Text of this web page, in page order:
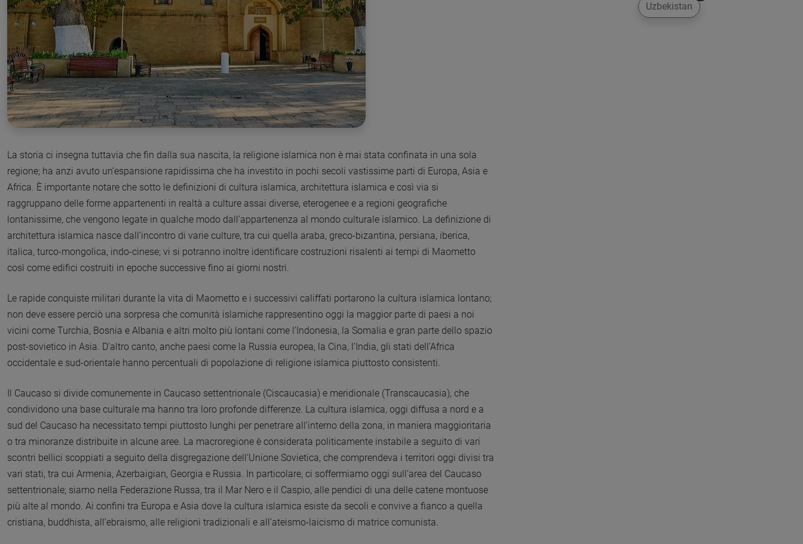
La storia ci insegna tuttavia che fin dalla sua nascita, la religione islamica non è mai stata confinata in una sola
regione; ha anzi avuto un’espansione rapidissima che ha investito in pochi secoli vastissime parti di Europa, Asia e
Africa. È importante notare che sotto le definizioni di cultura islamica, architettura islamica e così via si
raggruppano delle forme appartenenti in realtà a culture assai diverse, eterogenee e a regioni geografiche
lontanissime, che vengono legate in qualche modo dall’appartenenza al mondo culturale islamico. La definizione di
architettura islamica nasce dall’incontro di varie culture, tra cui quella araba, greco-bizantina, persiana, iberica,
italica, turco-mongolica, indo-cinese; vi si potranno inoltre identificare costruzioni risalenti ai tempi di Maometto
così come edifici costruiti in epoche successive fino ai giorni nostri.
Le rapide conquiste militari durante la vita di Maometto e i successivi califfati portarono la cultura islamica lontano;
non deve essere perciò una sorpresa che comunità islamiche rappresentino oggi la maggior parte di paesi a noi
vicini come Turchia, Bosnia e Albania e altri molto più lontani come l’Indonesia, la Somalia e gran parte dello spazio
post-sovietico in Asia. D’altro canto, anche paesi come la Russia europea, la Cina, l’India, gli stati dell’Africa
occidentale e sud-orientale hanno percentuali di popolazione di religione islamica piuttosto consistenti.
Il Caucaso si divide comunemente in Caucaso settentrionale (Ciscaucasia) e meridionale (Transcaucasia), che
condividono una base culturale ma hanno tra loro profonde differenze. La cultura islamica, oggi diffusa a nord e a
sud del Caucaso ha necessitato tempi piuttosto lunghi per penetrare all’interno della zona, in maniera maggioritaria
o tra minoranze distribuite in alcune aree. La macroregione è considerata politicamente instabile a seguito di vari
scontri bellici scoppiati a seguito della disgregazione dell’Unione Sovietica, che comprendeva i territori oggi divisi tra
vari stati, tra cui Armenia, Azerbaigian, Georgia e Russia. In particolare, ci soffermiamo oggi sull’area del Caucaso
settentrionale; siamo nella Federazione Russa, tra il Mar Nero e il Caspio, alle pendici di una delle catene montuose
più alte al mondo. Ai confini tra Europa e Asia dove la cultura islamica esiste da secoli e convive a fianco a quella
cristiana, buddhista, all’ebraismo, alle religioni tradizionali e all’ateismo-laicismo di matrice comunista.
Uzbekistan